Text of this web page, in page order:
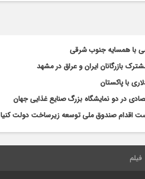
با همسایه جنوب شرقی
بازرگانان ایران و عراق در مشهد
در دو نمایشگاه بزرگ صنایع غذایی جهان
اقدام صندوق ملی توسعه زیرساخت دولت کنیا
فیلم